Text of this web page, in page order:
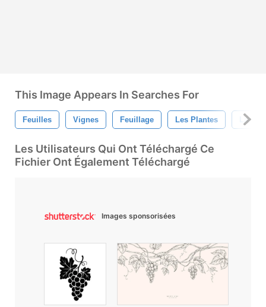
This Image Appears In Searches For
Feuilles Vignes Feuillage Les Plantes La
Les Utilisateurs Qui Ont Téléchargé Ce
Fichier Ont Également Téléchargé
Images sponsorisées